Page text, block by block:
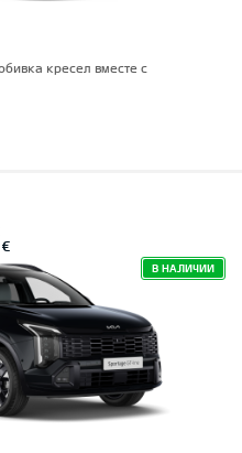
кресел вместе с
€
В НАЛИЧИИ